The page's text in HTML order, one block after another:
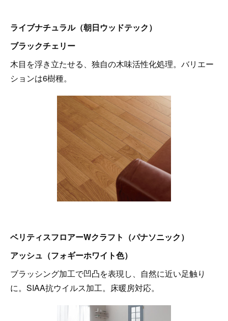
ライブナチュラル（朝日ウッドテック）
ブラックチェリー
木目を浮き立たせる、独自の木味活性化処理。バリエー
ションは6樹種。
ベリティスフロアーWクラフト（パナソニック）
アッシュ（フォギーホワイト色）
ブラッシング加工で凹凸を表現し、自然に近い足触り
に。SIAA抗ウイルス加工。床暖房対応。